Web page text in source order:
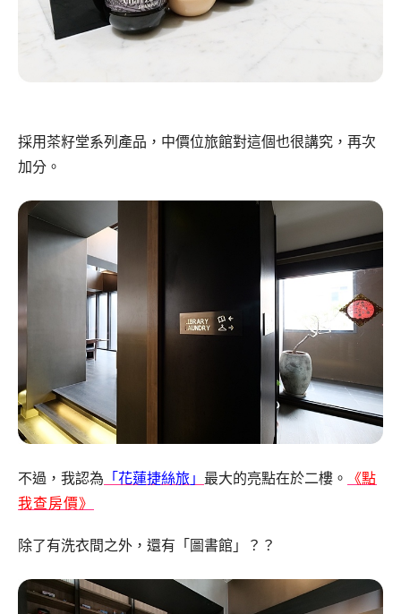
採用茶籽堂系列產品，中價位旅館對這個也很講究，再次
加分。
不過，我認為 「花蓮捷絲旅」 最大的亮點在於二樓。 《點
我查房價》
除了有洗衣間之外，還有「圖書館」？？